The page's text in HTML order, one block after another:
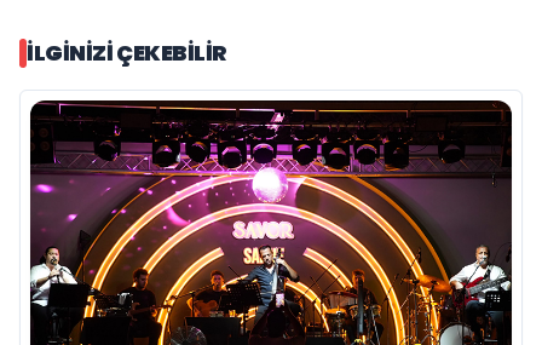
İLGINIZI ÇEKEBILIR